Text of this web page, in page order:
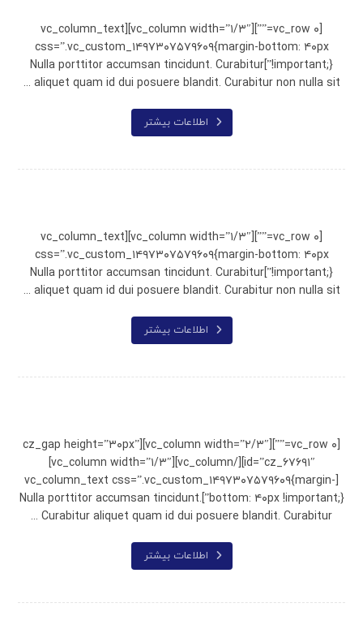
[vc_row ۰=””][vc_column width=”۱/۳″][vc_column_text
css=”.vc_custom_۱۴۹۷۳۰۷۵۷۹۶۰۹{margin-bottom: ۴۰px
!important;}”]Nulla porttitor accumsan tincidunt. Curabitur
aliquet quam id dui posuere blandit. Curabitur non nulla sit ...
اطلاعات بیشتر
[vc_row ۰=””][vc_column width=”۱/۳″][vc_column_text
css=”.vc_custom_۱۴۹۷۳۰۷۵۷۹۶۰۹{margin-bottom: ۴۰px
!important;}”]Nulla porttitor accumsan tincidunt. Curabitur
aliquet quam id dui posuere blandit. Curabitur non nulla sit ...
اطلاعات بیشتر
[vc_row ۰=””][vc_column width=”۲/۳″][cz_gap height=”۳۰px”
id=”cz_۶۷۶۹۱″][/vc_column][vc_column width=”۱/۳″]
[vc_column_text css=”.vc_custom_۱۴۹۷۳۰۷۵۷۹۶۰۹{margin-
bottom: ۴۰px !important;}”]Nulla porttitor accumsan tincidunt.
Curabitur aliquet quam id dui posuere blandit. Curabitur ...
اطلاعات بیشتر